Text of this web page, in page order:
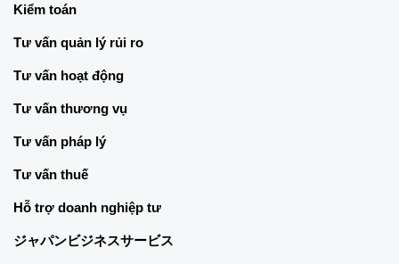
Kiểm toán
Tư vấn quản lý rủi ro
Tư vấn hoạt động
Tư vấn thương vụ
Tư vấn pháp lý
Tư vấn thuế
Hỗ trợ doanh nghiệp tư
ジャパンビジネスサービス